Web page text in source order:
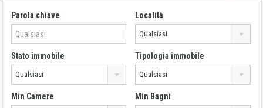
Parola chiave Località
Qualsiasi
Stato immobile
Qualsiasi
Tipologia immobile
Qualsiasi
Min Camere Min Bagni